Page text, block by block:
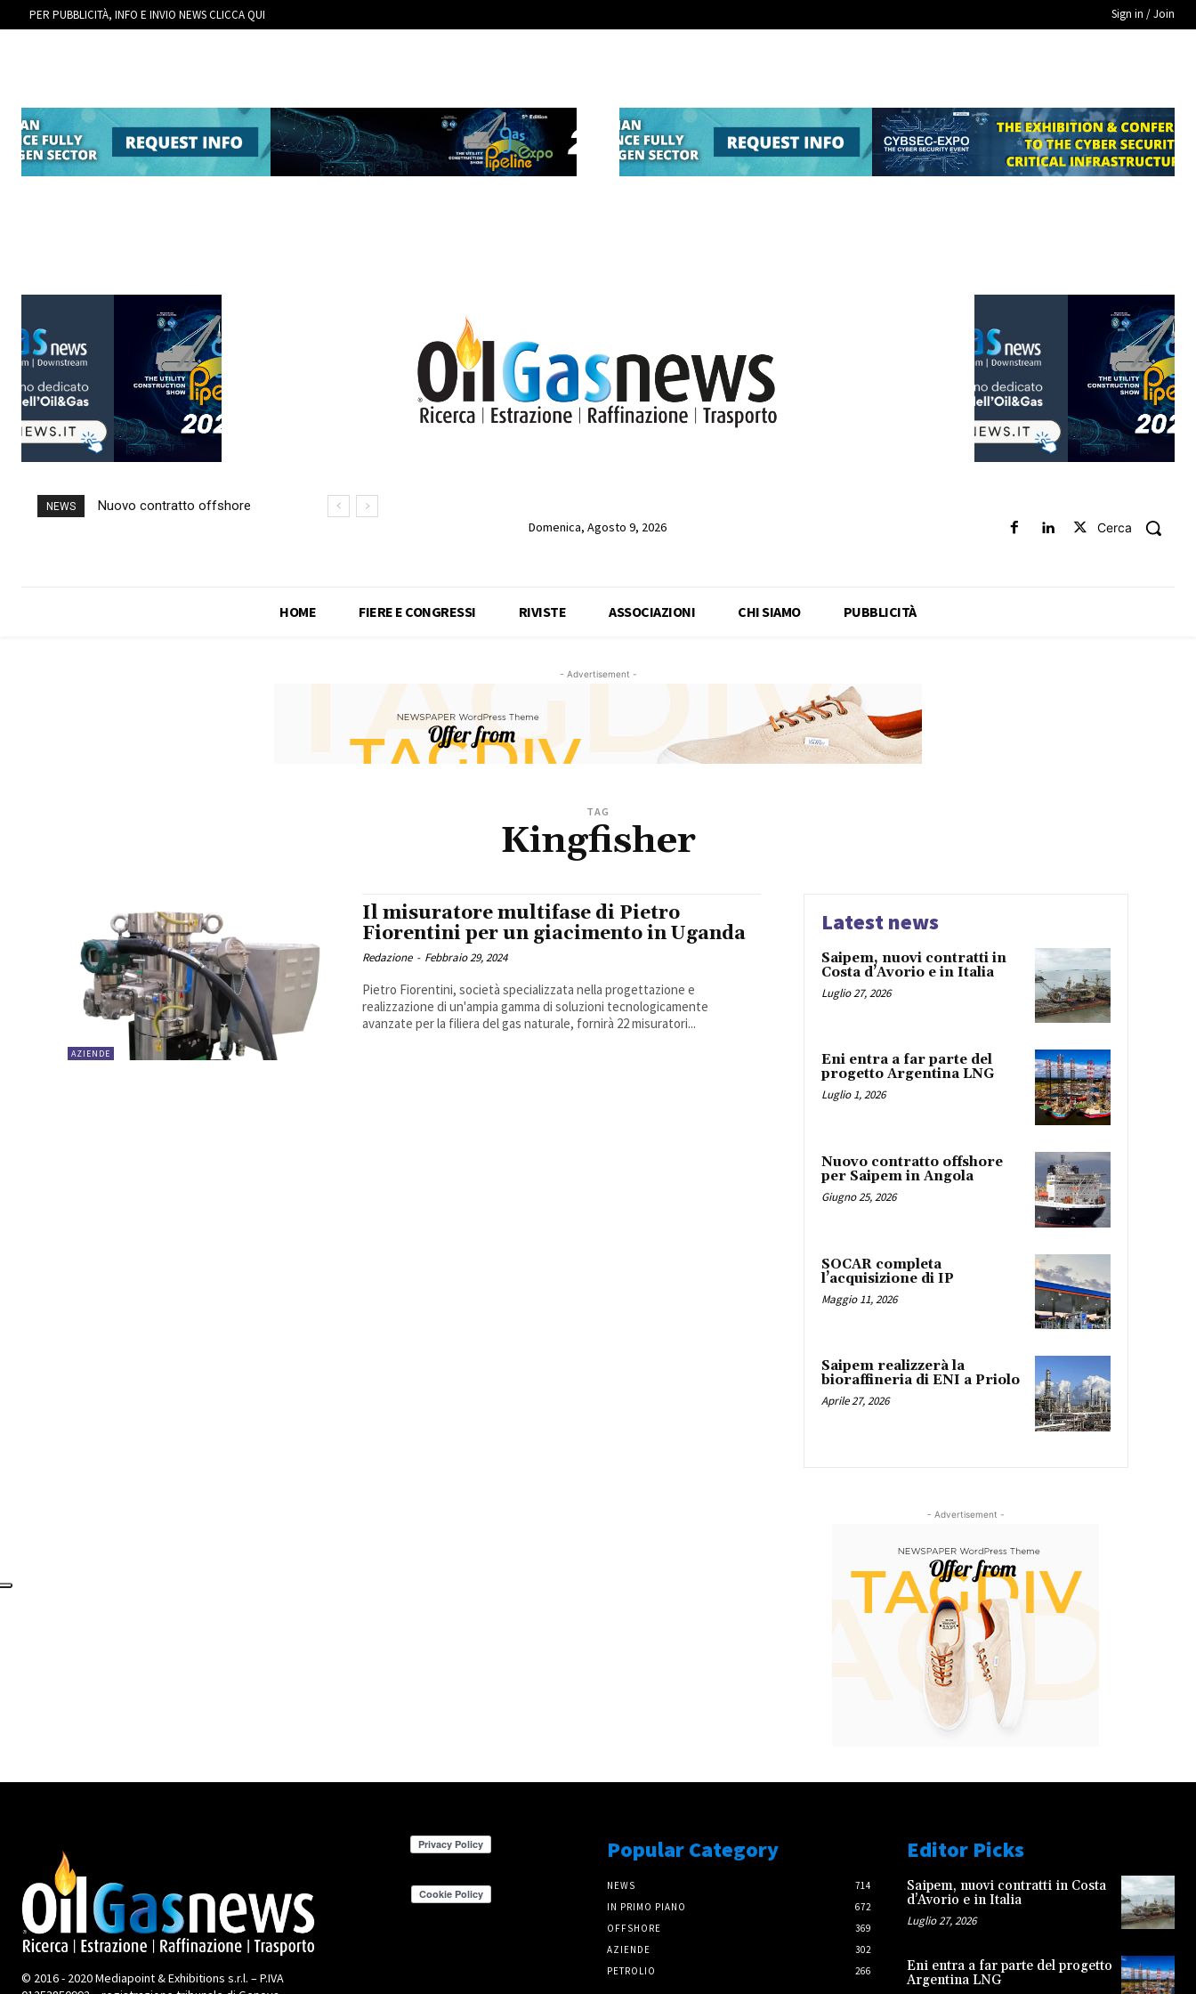
PER PUBBLICITÀ, INFO E INVIO NEWS CLICCA QUI Sign in / Join
NEWS
Nuovo contratto offshore
Domenica, Agosto 9, 2026 Cerca
HOME FIERE E CONGRESSI RIVISTE ASSOCIAZIONI CHI SIAMO PUBBLICITÀ
- Advertisement -
TAG
Kingfisher
AZIENDE
Il misuratore multifase di Pietro
Fiorentini per un giacimento in Uganda
Redazione - Febbraio 29, 2024
Pietro Fiorentini, società specializzata nella progettazione e
realizzazione di un'ampia gamma di soluzioni tecnologicamente
avanzate per la filiera del gas naturale, fornirà 22 misuratori...
Latest news
Saipem, nuovi contratti in
Costa d’Avorio e in Italia
Luglio 27, 2026
Eni entra a far parte del
progetto Argentina LNG
Luglio 1, 2026
Nuovo contratto offshore
per Saipem in Angola
Giugno 25, 2026
SOCAR completa
l’acquisizione di IP
Maggio 11, 2026
Saipem realizzerà la
bioraffineria di ENI a Priolo
Aprile 27, 2026
- Advertisement -
© 2016 - 2020 Mediapoint & Exhibitions s.r.l. – P.IVA
Popular Category
NEWS
714
IN PRIMO PIANO
672
OFFSHORE
369
AZIENDE
302
PETROLIO
266
Editor Picks
Saipem, nuovi contratti in Costa
d’Avorio e in Italia
Luglio 27, 2026
Eni entra a far parte del progetto
Argentina LNG